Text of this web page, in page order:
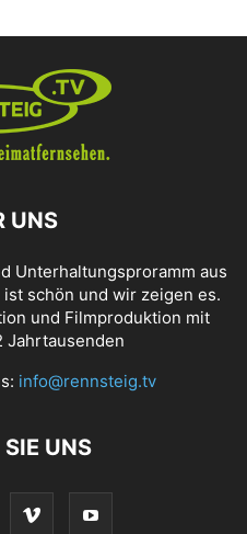
UNS
Unterhaltungsproramm aus
schön und wir zeigen es.
und Filmproduktion mit
Jahrtausenden
info@rennsteig.tv
SIE UNS